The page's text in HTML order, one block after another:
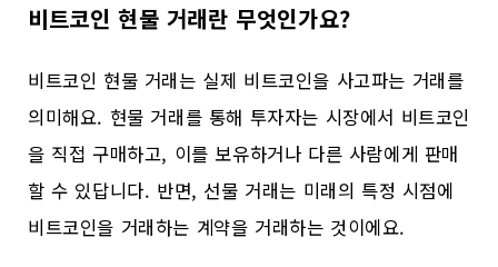
비트코인 현물 거래란 무엇인가요?
비트코인 현물 거래는 실제 비트코인을 사고파는 거래를
의미해요. 현물 거래를 통해 투자자는 시장에서 비트코인
을 직접 구매하고, 이를 보유하거나 다른 사람에게 판매
할 수 있답니다. 반면, 선물 거래는 미래의 특정 시점에
비트코인을 거래하는 계약을 거래하는 것이에요.